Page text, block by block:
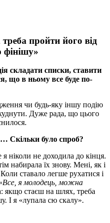
пройти його від
фінішу»
складати списки, ставити
що в ньому все буде по-
чи будь-яку іншу подію
Дуже рада, що цього
Скільки було спроб?
ніколи не доходила до кінця.
набирала їх знову. Мені, як і
ставало легше рухатися і
Все, я молодець, можна
якщо стаєш на шлях, треба
І я «лупала сю скалу».